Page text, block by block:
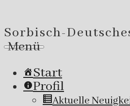
Sorbisch-
Menü
Start
Profil
Aktuelle